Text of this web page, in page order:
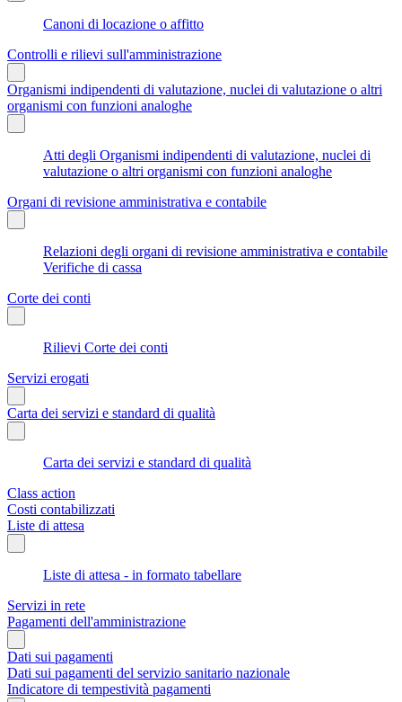
Canoni di locazione o affitto
Controlli e rilievi sull'amministrazione
Organismi indipendenti di valutazione, nuclei di valutazione o altri
organismi con funzioni analoghe
Atti degli Organismi indipendenti di valutazione, nuclei di
valutazione o altri organismi con funzioni analoghe
Organi di revisione amministrativa e contabile
Relazioni degli organi di revisione amministrativa e contabile
Verifiche di cassa
Corte dei conti
Rilievi Corte dei conti
Servizi erogati
Carta dei servizi e standard di qualità
Carta dei servizi e standard di qualità
Class action
Costi contabilizzati
Liste di attesa
Liste di attesa - in formato tabellare
Servizi in rete
Pagamenti dell'amministrazione
Dati sui pagamenti
Dati sui pagamenti del servizio sanitario nazionale
Indicatore di tempestività pagamenti